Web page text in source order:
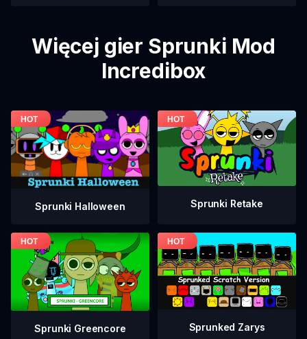
Więcej gier Sprunki Mod
Incredibox
Sprunki Halloween Sprunki Retake
Sprunki Greencore Sprunked Zarys